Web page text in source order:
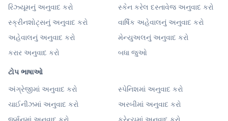
રિઝ્યૂમનું અનુવાદ કરો
સ્કેન કરેલ દસ્તાવેજ અનુવાદ કરો
સ્ક્રીનશોટ્સનું અનુવાદ કરો
વાર્ષિક અહેવાલનું અનુવાદ કરો
અહેવાલનું અનુવાદ કરો
મેન્યુઅલનું અનુવાદ કરો
કરાર અનુવાદ કરો
બધા જુઓ
ટોપ ભાષાઓ
અંગ્રેજીમાં અનુવાદ કરો
સ્પેનિશમાં અનુવાદ કરો
ચાઈનીઝમાં અનુવાદ કરો
અરબીમાં અનુવાદ કરો